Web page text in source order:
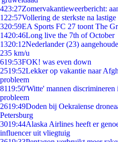
423:27Zomervakantieweerbericht:
1 22:57Vollering de sterkste na
320:59EA Sports FC 27 toont The
1420:46Long live the 7th of October
1320:12Nederlander (23)
235 km/u
619:53FOK! was even down
2519:52Lekker op vakantie naar
probleem
8119:50'Witte' mannen
probleem
2619:49Doden bij Oekraïense
Petersburg
3019:44Alaska Airlines heeft er
influencer uit vliegtuig